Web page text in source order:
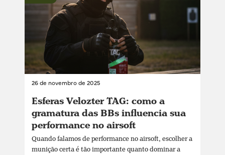
26 de novembro de 2025
Esferas Velozter TAG: como a
gramatura das BBs influencia sua
performance no airsoft
Quando falamos de performance no airsoft, escolher a
munição certa é tão importante quanto dominar a